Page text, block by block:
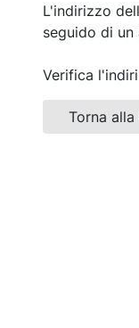
L'indirizzo
seguido di
Verifica
Torna alla